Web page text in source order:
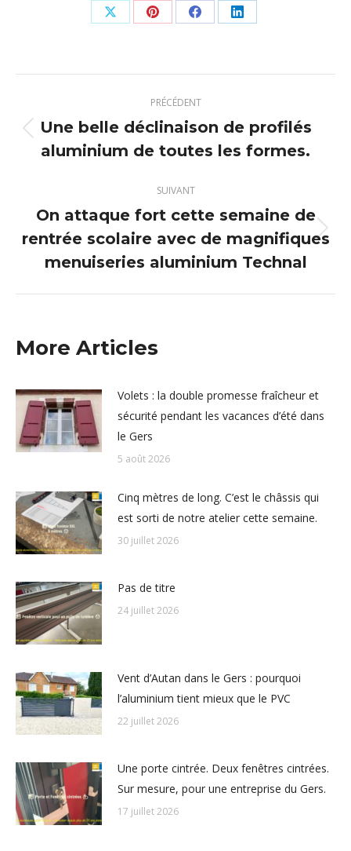
Partager
X
Partager
Pinterest
Partager
Facebook
Partager
LinkedIn
article
PRÉCÉDENT
Article
précédent
Une belle déclinaison de profilés
aluminium de toutes les formes.
SUIVANT
Article
suivant
On attaque fort cette semaine de
rentrée scolaire avec de magnifiques
menuiseries aluminium Technal
More Articles
Volets : la double promesse fraîcheur et
sécurité pendant les vacances d’été dans
le Gers
5 août 2026
Cinq mètres de long. C’est le châssis qui
est sorti de notre atelier cette semaine.
30 juillet 2026
Pas de titre
24 juillet 2026
Vent d’Autan dans le Gers : pourquoi
l’aluminium tient mieux que le PVC
22 juillet 2026
Une porte cintrée. Deux fenêtres cintrées.
Sur mesure, pour une entreprise du Gers.
17 juillet 2026